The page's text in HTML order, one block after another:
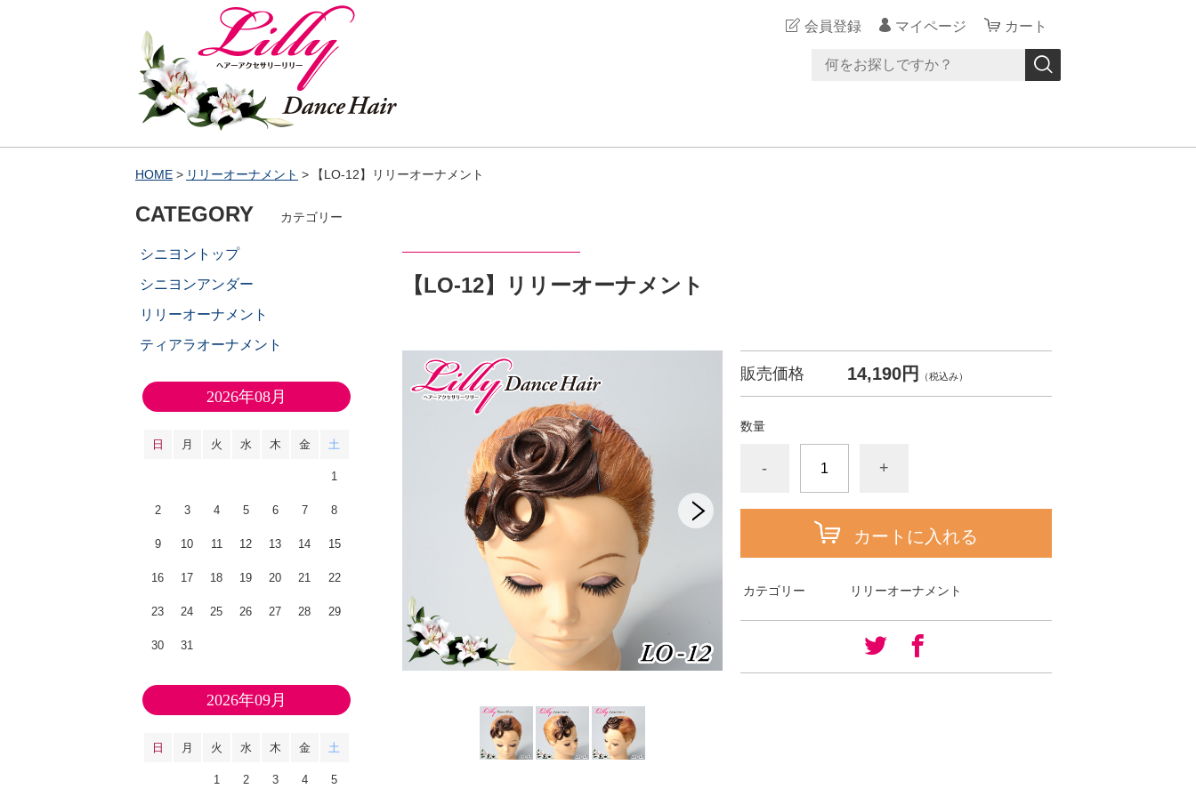
会員登録 マイページ カート
HOME リリーオーナメント 【LO-12】リリーオーナメント
【LO-12】リリーオーナメント
販売価格 14,190円 （税込み）
数量
- +
カートに入れる
カテゴリー リリーオーナメント
CATEGORY カテゴリー
シニヨントップ
シニヨンアンダー
リリーオーナメント
ティアラオーナメント
2026年08月
日 月 火 水 木 金 土
1
2 3 4 5 6 7 8
9 10 11 12 13 14 15
16 17 18 19 20 21 22
23 24 25 26 27 28 29
30 31
2026年09月
日 月 火 水 木 金 土
1 2 3 4 5